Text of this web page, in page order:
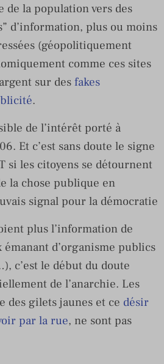
de la population vers des
d’information, plus ou moins
(géopolitiquement
comme ces sites
sur des fakes
.
de l’intérêt porté à
Et c’est sans doute le signe
si les citoyens se détournent
la chose publique en
signal pour la démocratie
plus l’information de
d’organisme publics
c’est le début du doute
de l’anarchie. Les
des gilets jaunes et ce désir
par la rue, ne sont pas